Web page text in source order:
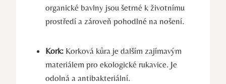
organické bavlny jsou ​šetrné k životnímu
prostředí a zároveň pohodlné na nošení.
Kork: Korková kůra je dalším zajímavým
materiálem pro ekologické ⁣rukavice. Je
odolná​ a‍ antibakteriální.